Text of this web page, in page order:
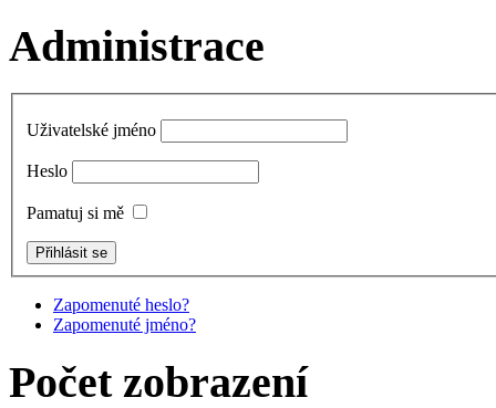
Administrace
Uživatelské jméno
Heslo
Pamatuj si mě
Zapomenuté heslo?
Zapomenuté jméno?
Počet zobrazení